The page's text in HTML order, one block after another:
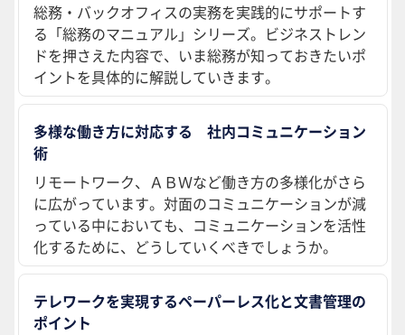
総務・バックオフィスの実務を実践的にサポートす
る「総務のマニュアル」シリーズ。ビジネストレン
ドを押さえた内容で、いま総務が知っておきたいポ
イントを具体的に解説していきます。
多様な働き方に対応する 社内コミュニケーション
術
リモートワーク、ＡＢＷなど働き方の多様化がさら
に広がっています。対面のコミュニケーションが減
っている中においても、コミュニケーションを活性
化するために、どうしていくべきでしょうか。
テレワークを実現するペーパーレス化と文書管理の
ポイント